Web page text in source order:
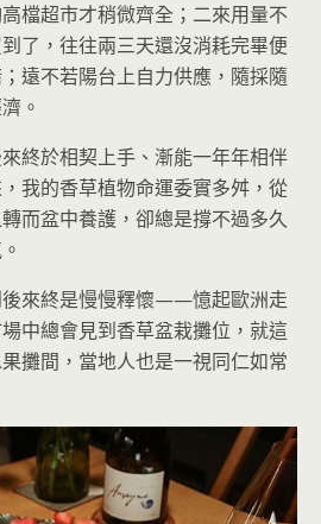
檔超市才稍微齊全；二來用量不
了，往往兩三天還沒消耗完畢便
遠不若陽台上自力供應，隨採隨
。
終於相契上手、漸能一年年相伴
我的香草植物命運委實多舛，從
而盆中養護，卻總是撐不過多久
來終是慢慢釋懷——憶起歐洲走
中總會見到香草盆栽攤位，就這
攤間，當地人也是一視同仁如常